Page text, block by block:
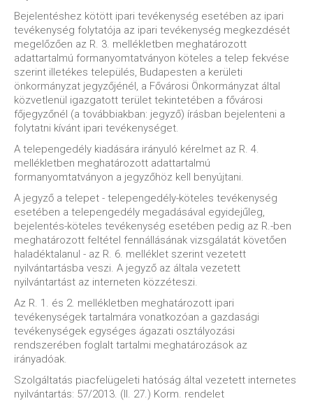
Bejelentéshez kötött ipari tevékenység esetében az ipari
tevékenység folytatója az ipari tevékenység megkezdését
megelőzően az R. 3. mellékletben meghatározott
adattartalmú formanyomtatványon köteles a telep fekvése
szerint illetékes település, Budapesten a kerületi
önkormányzat jegyzőjénél, a Fővárosi Önkormányzat által
közvetlenül igazgatott terület tekintetében a fővárosi
főjegyzőnél (a továbbiakban: jegyző) írásban bejelenteni a
folytatni kívánt ipari tevékenységet.
A telepengedély kiadására irányuló kérelmet az R. 4.
mellékletben meghatározott adattartalmú
formanyomtatványon a jegyzőhöz kell benyújtani.
A jegyző a telepet - telepengedély-köteles tevékenység
esetében a telepengedély megadásával egyidejűleg,
bejelentés-köteles tevékenység esetében pedig az R.-ben
meghatározott feltétel fennállásának vizsgálatát követően
haladéktalanul - az R. 6. melléklet szerint vezetett
nyilvántartásba veszi. A jegyző az általa vezetett
nyilvántartást az interneten közzéteszi.
Az R. 1. és 2. mellékletben meghatározott ipari
tevékenységek tartalmára vonatkozóan a gazdasági
tevékenységek egységes ágazati osztályozási
rendszerében foglalt tartalmi meghatározások az
irányadóak.
Szolgáltatás piacfelügeleti hatóság által vezetett internetes
nyilvántartás: 57/2013. (II. 27.) Korm. rendelet